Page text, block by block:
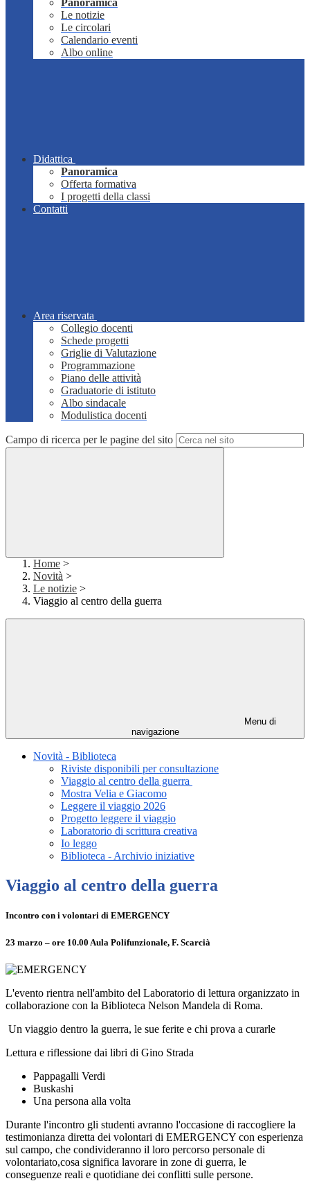
Panoramica
Le notizie
Le circolari
Calendario eventi
Albo online
Didattica
Panoramica
Offerta formativa
I progetti della classi
Contatti
Area riservata
Collegio docenti
Schede progetti
Griglie di Valutazione
Programmazione
Piano delle attività
Graduatorie di istituto
Albo sindacale
Modulistica docenti
Campo di ricerca per le pagine del sito
Home >
Novità >
Le notizie >
Viaggio al centro della guerra
Menu di
navigazione
Novità - Biblioteca
Riviste disponibili per consultazione
Viaggio al centro della guerra
Mostra Velia e Giacomo
Leggere il viaggio 2026
Progetto leggere il viaggio
Laboratorio di scrittura creativa
Io leggo
Biblioteca - Archivio iniziative
Viaggio al centro della guerra
Incontro con i volontari di EMERGENCY
23 marzo – ore 10.00 Aula Polifunzionale, F. Scarcià
L'evento rientra nell'ambito del Laboratorio di lettura organizzato in
collaborazione con la Biblioteca Nelson Mandela di Roma.
Un viaggio dentro la guerra, le sue ferite e chi prova a curarle
Lettura e riflessione dai libri di Gino Strada
Pappagalli Verdi
Buskashi
Una persona alla volta
Durante l'incontro gli studenti avranno l'occasione di raccogliere la
testimonianza diretta dei volontari di EMERGENCY con esperienza
sul campo, che condivideranno il loro percorso personale di
volontariato,cosa significa lavorare in zone di guerra, le
conseguenze reali e quotidiane dei conflitti sulle persone.